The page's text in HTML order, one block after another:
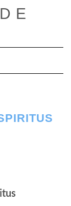
navegación